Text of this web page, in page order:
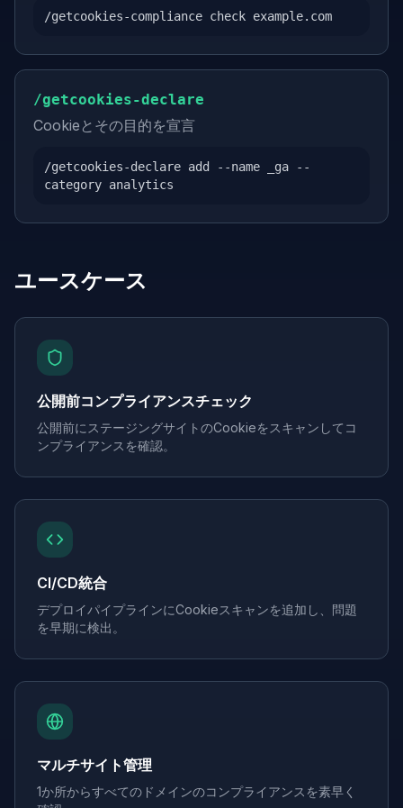
/getcookies-compliance check example.com
/getcookies-declare
Cookieとその目的を宣言
/getcookies-declare add --name _ga --
category analytics
ユースケース
公開前コンプライアンスチェック
公開前にステージングサイトのCookieをスキャンしてコ
ンプライアンスを確認。
CI/CD統合
デプロイパイプラインにCookieスキャンを追加し、問題
を早期に検出。
マルチサイト管理
1か所からすべてのドメインのコンプライアンスを素早く